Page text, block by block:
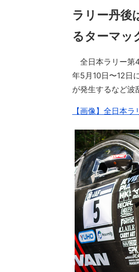
ラリー丹後
るターマッ
全日本ラリー第
年5月10日〜12日
が発生するなど波
【画像】全日本